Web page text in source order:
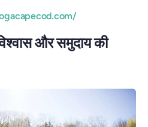
और समुदाय की